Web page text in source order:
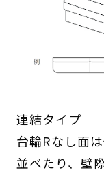
連結タイプ
台輪Rなし面
並べたり、壁